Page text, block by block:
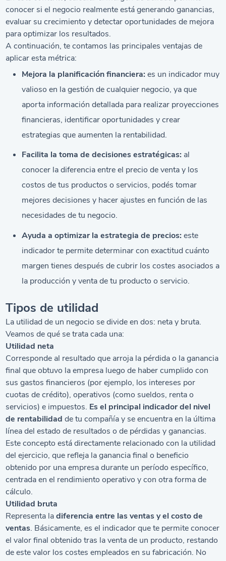
conocer si el negocio realmente está generando ganancias,
evaluar su crecimiento y detectar oportunidades de mejora
para optimizar los resultados.
A continuación, te contamos las principales ventajas de
aplicar esta métrica:
Mejora la planificación financiera: es un indicador muy
valioso en la gestión de cualquier negocio, ya que
aporta información detallada para realizar proyecciones
financieras, identificar oportunidades y crear
estrategias que aumenten la rentabilidad.
Facilita la toma de decisiones estratégicas: al
conocer la diferencia entre el precio de venta y los
costos de tus productos o servicios, podés tomar
mejores decisiones y hacer ajustes en función de las
necesidades de tu negocio.
Ayuda a optimizar la estrategia de precios: este
indicador te permite determinar con exactitud cuánto
margen tienes después de cubrir los costes asociados a
la producción y venta de tu producto o servicio.
Tipos de utilidad
La utilidad de un negocio se divide en dos: neta y bruta.
Veamos de qué se trata cada una:
Utilidad neta
Corresponde al resultado que arroja la pérdida o la ganancia
final que obtuvo la empresa luego de haber cumplido con
sus gastos financieros (por ejemplo, los intereses por
cuotas de crédito), operativos (como sueldos, renta o
servicios) e impuestos. Es el principal indicador del nivel
de rentabilidad de tu compañía y se encuentra en la última
línea del estado de resultados o de pérdidas y ganancias.
Este concepto está directamente relacionado con la utilidad
del ejercicio, que refleja la ganancia final o beneficio
obtenido por una empresa durante un período específico,
centrada en el rendimiento operativo y con otra forma de
cálculo.
Utilidad bruta
Representa ladiferencia entre las ventas y el costo de
ventas. Básicamente, es el indicador que te permite conocer
el valor final obtenido tras la venta de un producto, restando
de este valor los costes empleados en su fabricación. No